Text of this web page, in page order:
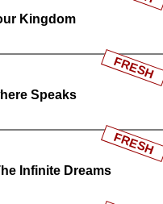
Kingdom
Speaks
FRESH
Infinite Dreams
FRESH